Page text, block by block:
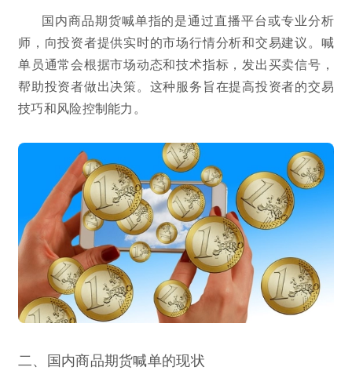
国内商品期货喊单指的是通过直播平台或专业分析
师，向投资者提供实时的市场行情分析和交易建议。喊
单员通常会根据市场动态和技术指标，发出买卖信号，
帮助投资者做出决策。这种服务旨在提高投资者的交易
技巧和风险控制能力。
二、国内商品期货喊单的现状